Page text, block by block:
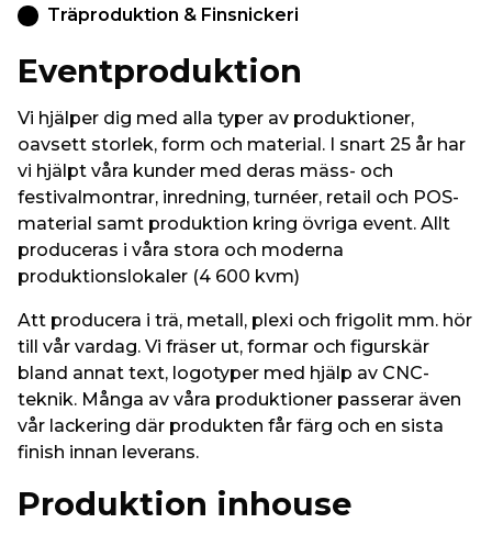
Träproduktion & Finsnickeri
Eventproduktion
Vi hjälper dig med alla typer av produktioner,
oavsett storlek, form och material. I snart 25 år har
vi hjälpt våra kunder med deras mäss- och
festivalmontrar, inredning, turnéer, retail och POS-
material samt produktion kring övriga event. Allt
produceras i våra stora och moderna
produktionslokaler (4 600 kvm)
Att producera i trä, metall, plexi och frigolit mm. hör
till vår vardag. Vi fräser ut, formar och figurskär
bland annat text, logotyper med hjälp av CNC-
teknik. Många av våra produktioner passerar även
vår lackering där produkten får färg och en sista
finish innan leverans.
Produktion inhouse